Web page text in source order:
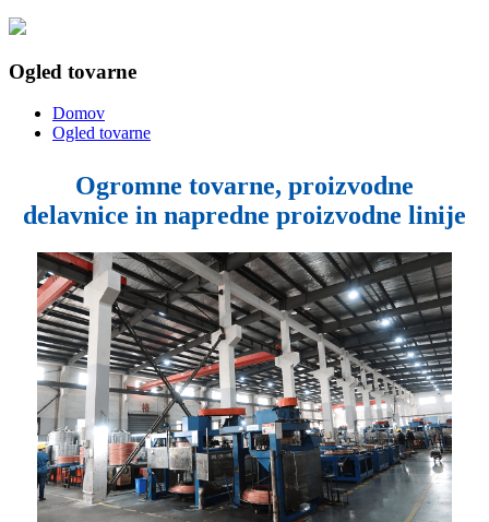
Ogled tovarne
Domov
Ogled tovarne
Ogromne tovarne, proizvodne
delavnice in napredne proizvodne linije